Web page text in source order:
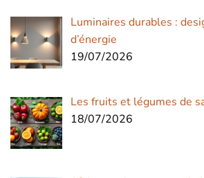
Luminaires durables :
d’énergie
19/07/2026
Les fruits et légumes de
18/07/2026